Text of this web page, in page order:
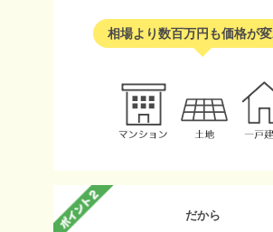
相場より数百万円も価格が
だから